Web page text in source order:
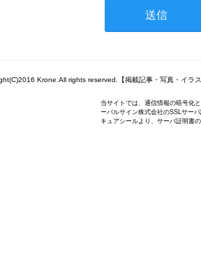
Krone.All rights reserved.【掲載記事・写真・イラ
当サイトでは、通信情報の暗号化
ーバルサイン株式会社のSSLサー
キュアシールより、サーバ証明書